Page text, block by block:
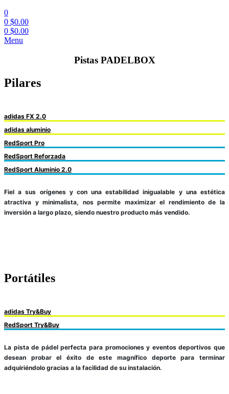
0
0 $0.00
0 $0.00
Menu
Pistas PADELBOX
Pilares
adidas FX 2.0
adidas aluminio
RedSport Pro
RedSport Reforzada
RedSport Aluminio 2.0
Fiel a sus orígenes y con una estabilidad inigualable y una estética
atractiva y minimalista, nos permite maximizar el rendimiento de la
inversión a largo plazo, siendo nuestro producto más vendido.
Portátiles
adidas Try&Buy
RedSport Try&Buy
La pista de pádel perfecta para promociones y eventos deportivos que
desean probar el éxito de este magnífico deporte para terminar
adquiriéndolo gracias a la facilidad de su instalación.